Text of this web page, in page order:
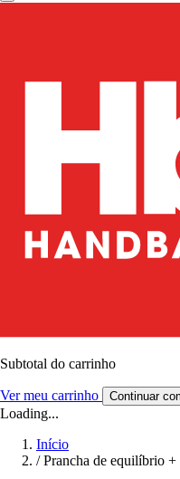
Subtotal do carrinho
Ver meu carrinho Continuar
Loading...
Início
/ Prancha de equilíbrio